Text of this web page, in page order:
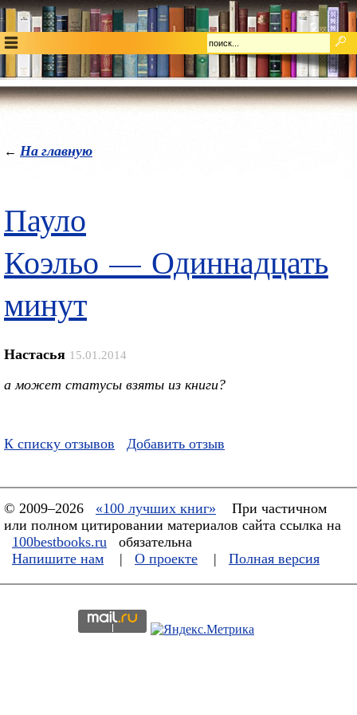
← На главную
Пауло
Коэльо — Одиннадцать
минут
Настасья 15.01.2014
а может статусы взяты из книги?
К списку отзывов Добавить отзыв
© 2009–2026 «100 лучших книг»
При частичном
или полном цитировании материалов сайта ссылка на
100bestbooks.ru
обязательна
Напишите нам
| О проекте | Полная версия